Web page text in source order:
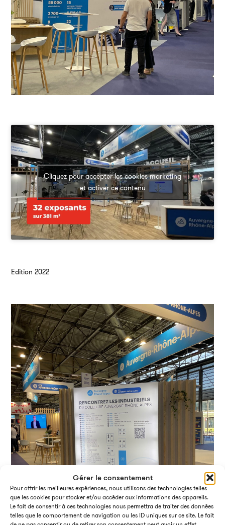
Gérer le consentement
Pour offrir les meilleures expériences, nous utilisons des technologies telles
que les cookies pour stocker et/ou accéder aux informations des appareils.
Le fait de consentir à ces technologies nous permettra de traiter des données
telles que le comportement de navigation ou les ID uniques sur ce site. Le fait
Cliquez pour accepter les cookies marketing
et activer ce contenu
Edition 2022